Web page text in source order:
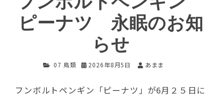
ピーナツ 永眠のお知
らせ
07 鳥類 2026年8月5日 あまま
フンボルトペンギン「ピーナツ」が6月２５日に